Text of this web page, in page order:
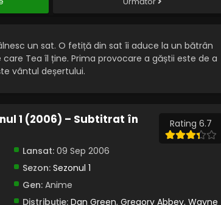
un sat. O fetiță din sat îi aduce la un bătrân
Tea îl ține. Prima provocare a găștii este de a
vântul deșertului.
1 (2006) – Subtitrat în
Rating 6.7
Lansat:09 Sep 2006
Sezon: Sezonul 1
Gen:Anime
Distribuție: Dan Green, Gregory Abbey, Wayne